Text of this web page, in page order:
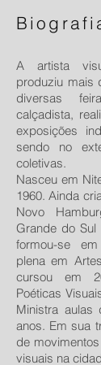
A artista
produziu mais
diversas
calçadista,
exposições
sendo no
coletivas.
Nasceu em
1960. Ainda
Novo
Grande do Sul
formou-se
plena em
cursou em
Poéticas
Ministra
anos. Em sua
de
visuais na